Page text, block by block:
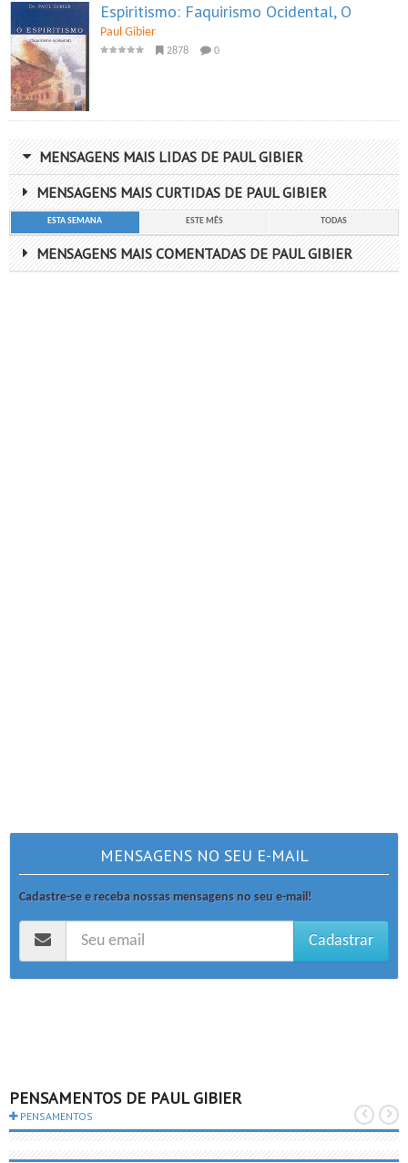
Espiritismo: Faquirismo Ocidental, O
Paul Gibier
2878 0
MENSAGENS MAIS LIDAS DE PAUL GIBIER
MENSAGENS MAIS CURTIDAS DE PAUL GIBIER
ESTA SEMANA ESTE MÊS TODAS
MENSAGENS MAIS COMENTADAS DE PAUL GIBIER
MENSAGENS NO SEU E-MAIL
Cadastre-se e receba nossas mensagens no seu e-mail!
Cadastrar
PENSAMENTOS DE PAUL GIBIER
PENSAMENTOS